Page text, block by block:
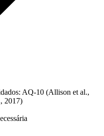
AQ-10 (Allison et al.,
2017)